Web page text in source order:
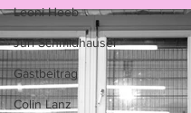
Leoni Heeb
Juri Schmidhauser
Gastbeitrag
Colin Lanz